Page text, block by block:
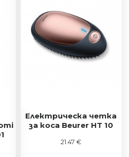
Електрическа четка
за коса Beurer HT 10
21.47 €